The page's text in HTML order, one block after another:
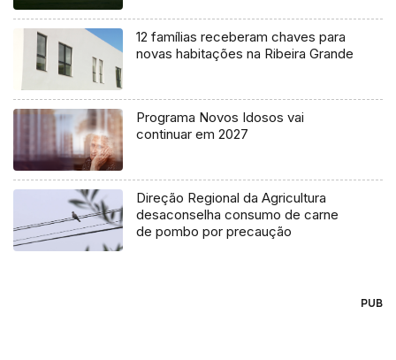
12 famílias receberam chaves para
novas habitações na Ribeira Grande
Programa Novos Idosos vai
continuar em 2027
Direção Regional da Agricultura
desaconselha consumo de carne
de pombo por precaução
PUB